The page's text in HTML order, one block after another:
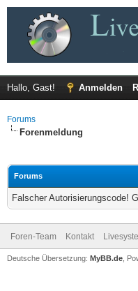
Hallo, Gast! Anmelden
Forums
Forenmeldung
Forums
Falscher Autorisierungscode!
Foren-Team Kontakt
Deutsche Übersetzung: MyBB.de ,